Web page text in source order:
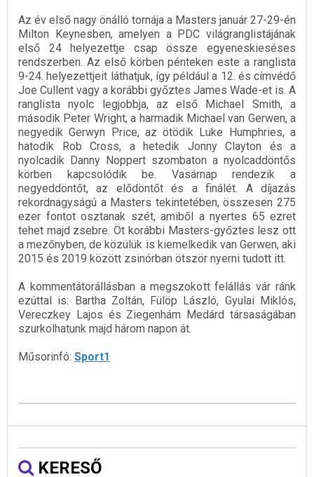
Az év első nagy önálló tornája a Masters január 27-29-én
Milton Keynesben, amelyen a PDC világranglistájának
első 24 helyezettje csap össze egyeneskieséses
rendszerben. Az első körben pénteken este a ranglista
9-24. helyezettjeit láthatjuk, így például a 12. és címvédő
Joe Cullent vagy a korábbi győztes James Wade-et is. A
ranglista nyolc legjobbja, az első Michael Smith, a
második Peter Wright, a harmadik Michael van Gerwen, a
negyedik Gerwyn Price, az ötödik Luke Humphries, a
hatodik Rob Cross, a hetedik Jonny Clayton és a
nyolcadik Danny Noppert szombaton a nyolcaddöntős
körben kapcsolódik be. Vasárnap rendezik a
negyeddöntőt, az elődöntőt és a finálét. A díjazás
rekordnagyságú a Masters tekintetében, összesen 275
ezer fontot osztanak szét, amiből a nyertes 65 ezret
tehet majd zsebre. Öt korábbi Masters-győztes lesz ott
a mezőnyben, de közülük is kiemelkedik van Gerwen, aki
2015 és 2019 között zsinórban ötször nyerni tudott itt.
A kommentátorállásban a megszokott felállás vár ránk
ezúttal is: Bartha Zoltán, Fülöp László, Gyulai Miklós,
Vereczkey Lajos és Ziegenhám Medárd társaságában
szurkolhatunk majd három napon át.
Műsorinfó: Sport1
KERESŐ